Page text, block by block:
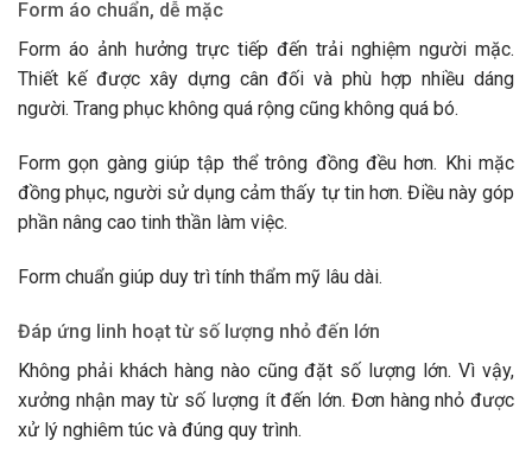
Form áo chuẩn, dễ mặc
Form áo ảnh hưởng trực tiếp đến trải nghiệm người mặc.
Thiết kế được xây dựng cân đối và phù hợp nhiều dáng
người. Trang phục không quá rộng cũng không quá bó.
Form gọn gàng giúp tập thể trông đồng đều hơn. Khi mặc
đồng phục, người sử dụng cảm thấy tự tin hơn. Điều này góp
phần nâng cao tinh thần làm việc.
Form chuẩn giúp duy trì tính thẩm mỹ lâu dài.
Đáp ứng linh hoạt từ số lượng nhỏ đến lớn
Không phải khách hàng nào cũng đặt số lượng lớn. Vì vậy,
xưởng nhận may từ số lượng ít đến lớn. Đơn hàng nhỏ được
xử lý nghiêm túc và đúng quy trình.